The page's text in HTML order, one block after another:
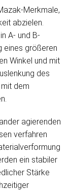
Merkmale,
abzielen.
A- und B-
eines größeren
Winkel und mit
des
dem
agierenden
verfahren
ein stabiler
Stärke